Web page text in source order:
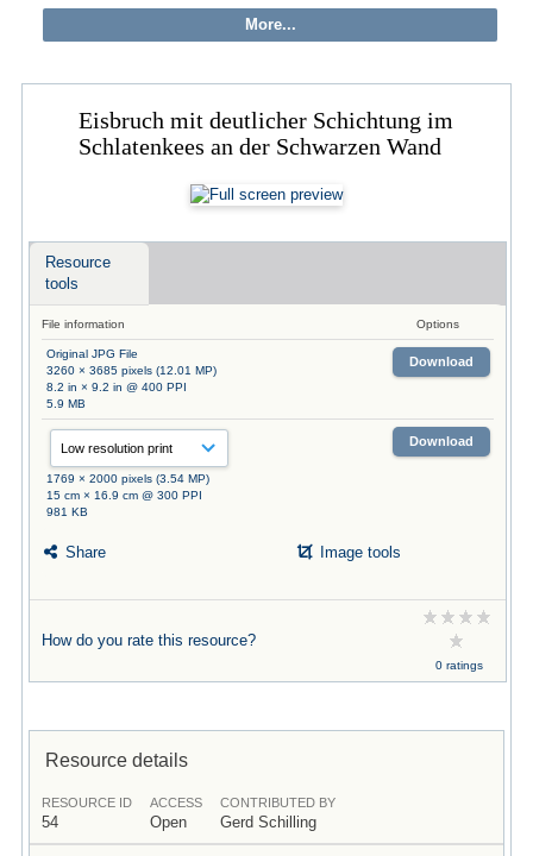
Eisbruch mit deutlicher Schichtung im
Schlatenkees an der Schwarzen Wand
Resource
tools
File information Options
Original JPG File
3260 × 3685 pixels (12.01 MP)
8.2 in × 9.2 in @ 400 PPI
5.9 MB
Download
1769 × 2000 pixels (3.54 MP)
15 cm × 16.9 cm @ 300 PPI
981 KB
Download
Share Image tools
How do you rate this resource?
0 ratings
Resource details
RESOURCE ID
54
ACCESS
Open
CONTRIBUTED BY
Gerd Schilling